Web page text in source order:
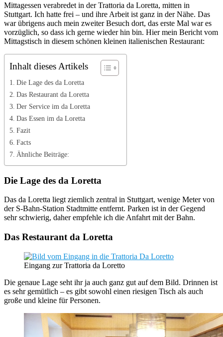
Mittagessen verabredet in der Trattoria da Loretta, mitten in
Stuttgart. Ich hatte frei – und ihre Arbeit ist ganz in der Nähe. Das
war übrigens auch mein zweiter Besuch dort, das erste Mal war es
vorzüglich, so dass ich gerne wieder hin bin. Hier mein Bericht vom
Mittagstisch in diesem schönen kleinen italienischen Restaurant:
Inhalt dieses Artikels
Die Lage des da Loretta
Das Restaurant da Loretta
Der Service im da Loretta
Das Essen im da Loretta
Fazit
Facts
Ähnliche Beiträge:
Die Lage des da Loretta
Das da Loretta liegt ziemlich zentral in Stuttgart, wenige Meter von
der S-Bahn-Station Stadtmitte entfernt. Parken ist in der Gegend
sehr schwierig, daher empfehle ich die Anfahrt mit der Bahn.
Das Restaurant da Loretta
Eingang zur Trattoria da Loretto
Die genaue Lage seht ihr ja auch ganz gut auf dem Bild. Drinnen ist
es sehr gemütlich – es gibt sowohl einen riesigen Tisch als auch
große und kleine für Personen.